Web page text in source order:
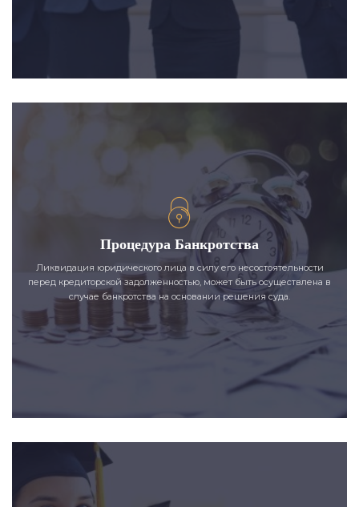
Процедура Банкротства
Ликвидация юридического лица в силу его несостоятельности
перед кредиторской задолженностью, может быть осуществлена в
случае банкротства на основании решения суда.